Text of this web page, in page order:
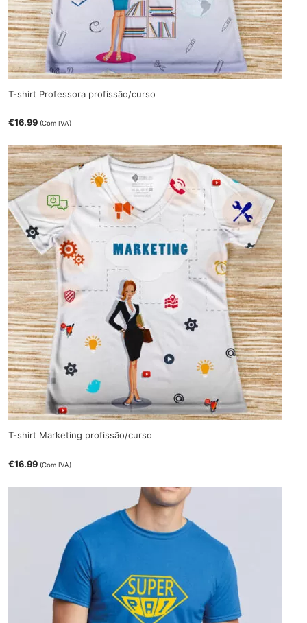
T-shirt Professora profissão/curso
€16.99 (Com IVA)
T-shirt Marketing profissão/curso
€16.99 (Com IVA)